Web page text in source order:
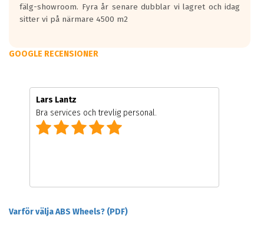
fälg-showroom. Fyra år senare dubblar vi lagret och idag
sitter vi på närmare 4500 m2
GOOGLE RECENSIONER
Lars Lantz
Bra services och trevlig personal.
Varför välja ABS Wheels? (PDF)